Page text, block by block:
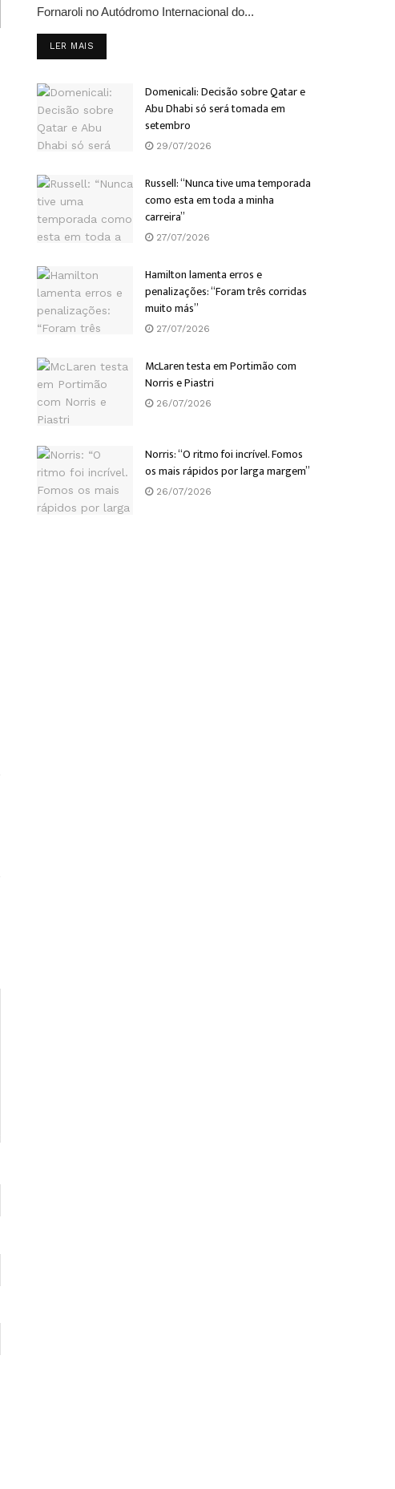
Fornaroli no Autódromo Internacional do...
LER MAIS
Domenicali: Decisão sobre Qatar e
Abu Dhabi só será tomada em
setembro
29/07/2026
Russell: “Nunca tive uma temporada
como esta em toda a minha
carreira”
27/07/2026
Hamilton lamenta erros e
penalizações: “Foram três corridas
muito más”
27/07/2026
McLaren testa em Portimão com
Norris e Piastri
26/07/2026
Norris: “O ritmo foi incrível. Fomos
os mais rápidos por larga margem”
26/07/2026